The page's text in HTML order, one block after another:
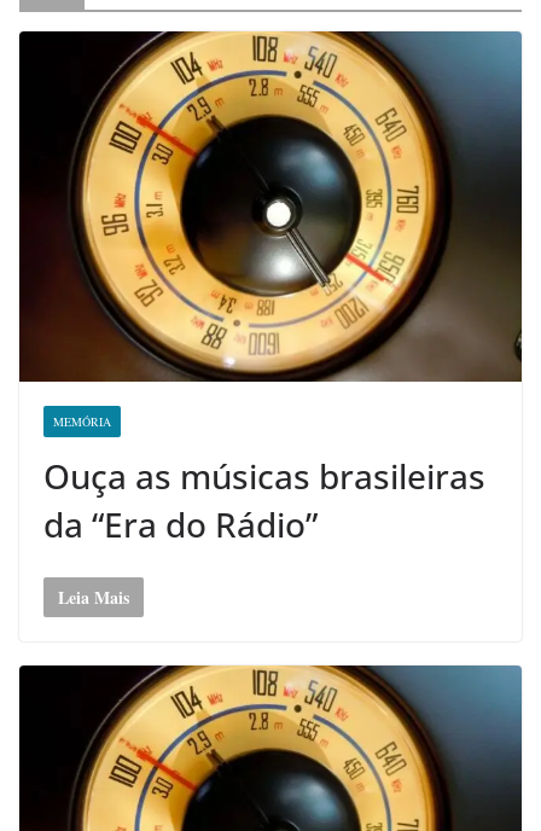
MEMÓRIA
Ouça as músicas brasileiras
da “Era do Rádio”
Leia Mais